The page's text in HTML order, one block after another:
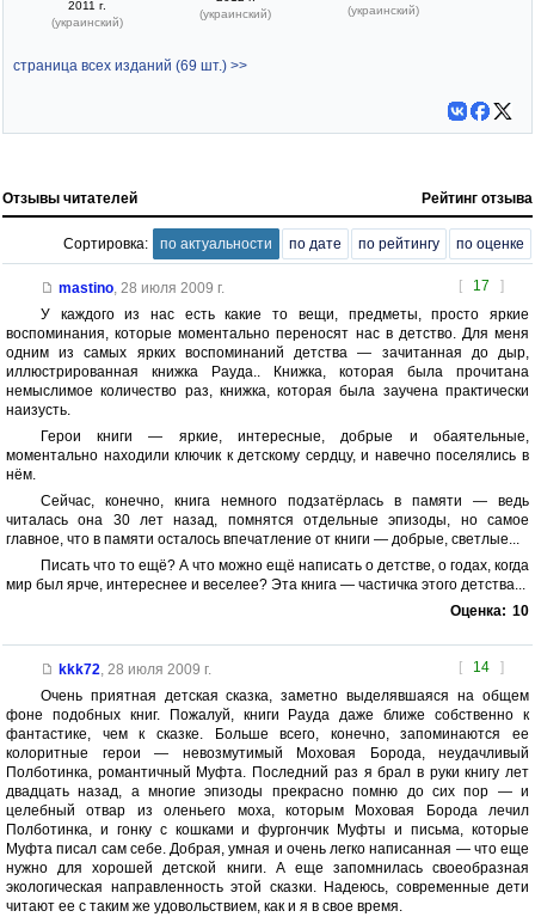
2011 г.
(украинский)
(украинский)
(украинский)
страница всех изданий (69 шт.) >>
Отзывы читателей Рейтинг отзыва
Сортировка: по актуальности по дате по рейтингу по оценке
[ 17 ]
mastino, 28 июля 2009 г.
У каждого из нас есть какие то вещи, предметы, просто яркие
воспоминания, которые моментально переносят нас в детство. Для меня
одним из самых ярких воспоминаний детства — зачитанная до дыр,
иллюстрированная книжка Рауда.. Книжка, которая была прочитана
немыслимое количество раз, книжка, которая была заучена практически
наизусть.
Герои книги — яркие, интересные, добрые и обаятельные,
моментально находили ключик к детскому сердцу, и навечно поселялись в
нём.
Сейчас, конечно, книга немного подзатёрлась в памяти — ведь
читалась она 30 лет назад, помнятся отдельные эпизоды, но самое
главное, что в памяти осталось впечатление от книги — добрые, светлые...
Писать что то ещё? А что можно ещё написать о детстве, о годах, когда
мир был ярче, интереснее и веселее? Эта книга — частичка этого детства...
Оценка: 10
[ 14 ]
kkk72, 28 июля 2009 г.
Очень приятная детская сказка, заметно выделявшаяся на общем
фоне подобных книг. Пожалуй, книги Рауда даже ближе собственно к
фантастике, чем к сказке. Больше всего, конечно, запоминаются ее
колоритные герои — невозмутимый Моховая Борода, неудачливый
Полботинка, романтичный Муфта. Последний раз я брал в руки книгу лет
двадцать назад, а многие эпизоды прекрасно помню до сих пор — и
целебный отвар из оленьего моха, которым Моховая Борода лечил
Полботинка, и гонку с кошками и фургончик Муфты и письма, которые
Муфта писал сам себе. Добрая, умная и очень легко написанная — что еще
нужно для хорошей детской книги. А еще запомнилась своеобразная
экологическая направленность этой сказки. Надеюсь, современные дети
читают ее с таким же удовольствием, как и я в свое время.